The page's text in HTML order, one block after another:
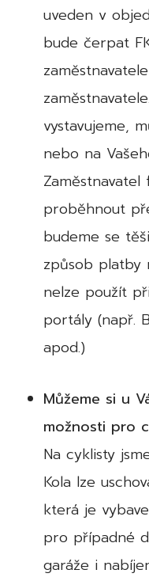
uveden v
bude čerpat
vystavujeme,
nebo na
proběhnout
budeme se
způsob platby
nelze použít
portály (např.
apod.)
Můžeme si u
možnosti pro
Na cyklisty
Kola lze
která je
pro případné
garáže i